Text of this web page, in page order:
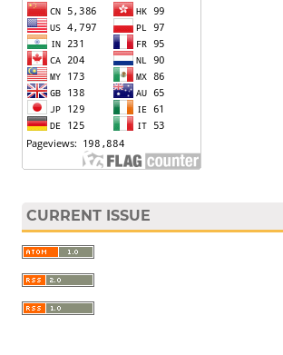
CURRENT ISSUE